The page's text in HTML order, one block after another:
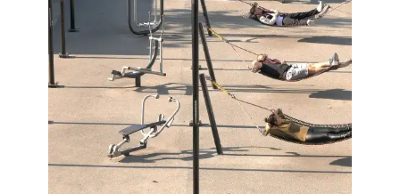
Previous Next